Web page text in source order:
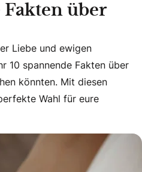
Fakten über
Liebe und ewigen
Liebe und ewigen
10 spannende Fakten über
könnten. Mit diesen
Wahl für eure